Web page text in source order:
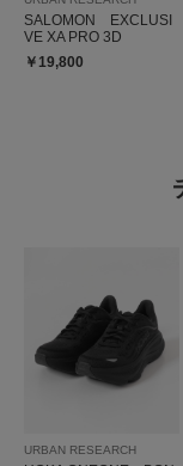
SALOMON EXCLUSI
VE XA PRO 3D
￥19,800
URBAN RESEARCH